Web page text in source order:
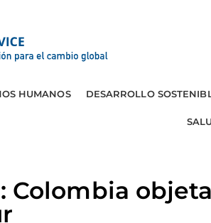
HUMANOS DESARROLLO
Colombia